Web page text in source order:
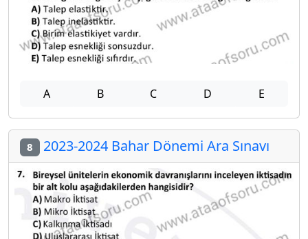
A B C D E
8 2023-2024 Bahar Dönemi Ara Sınavı